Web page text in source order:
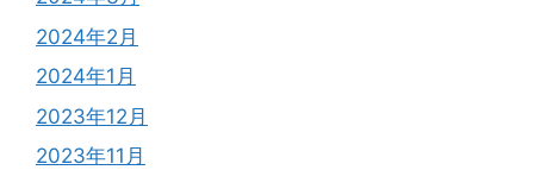
2024年2月
2024年1月
2023年12月
2023年11月